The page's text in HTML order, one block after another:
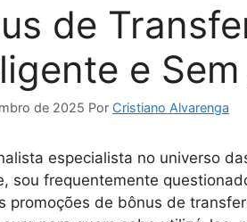
de
e
de 2025 Por Cristiano Alvarenga
especialista no universo
sou frequentemente
promoções de bônus de